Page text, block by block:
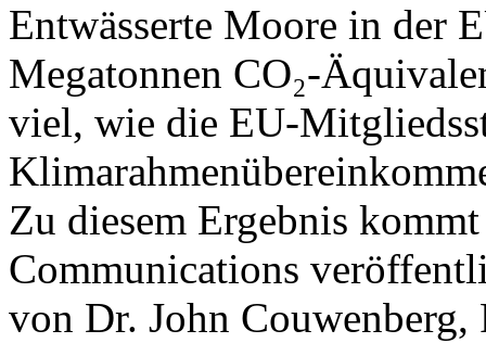
Entwässerte Moore in der
Megatonnen CO₂-
viel, wie die EU-
Zu diesem Ergebnis
Communications
von Dr. John Couwenberg,